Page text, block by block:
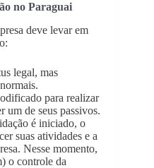
no Paraguai
deve levar em
legal, mas
para realizar
um de seus passivos.
é iniciado, o
suas atividades e a
Nesse momento,
o controle da